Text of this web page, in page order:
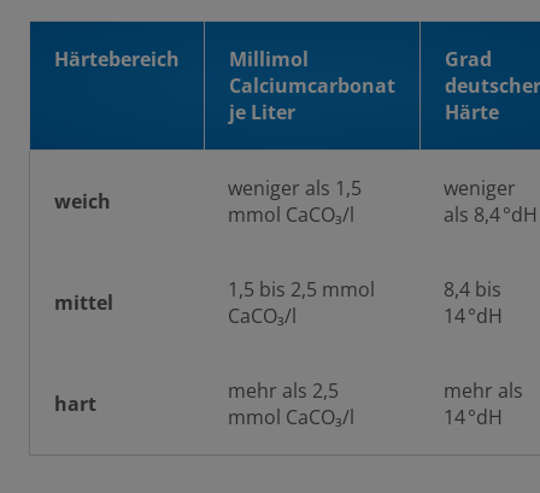
Härtebereich
Millimol
Calciumcarbonat
je Liter
Grad
deutscher
Härte
weich
weniger als 1,5
mmol CaCO₃/l
weniger
als 8,4 °dH
mittel
1,5 bis 2,5 mmol
CaCO₃/l
8,4 bis
14 °dH
hart
mehr als 2,5
mmol CaCO₃/l
mehr als
14 °dH